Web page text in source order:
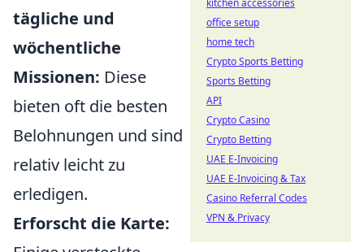
tägliche und
wöchentliche
Missionen: Diese
bieten oft die besten
Belohnungen und sind
relativ leicht zu
erledigen.
Erforscht die Karte:
kitchen accessories
office setup
home tech
Crypto Sports Betting
Sports Betting
API
Crypto Casino
Crypto Betting
UAE E-Invoicing
UAE E-Invoicing & Tax
Casino Referral Codes
VPN & Privacy